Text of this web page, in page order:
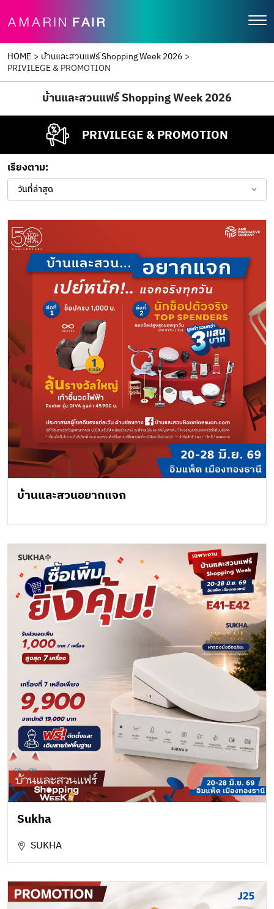
HOME > บ้านและสวนแฟร์ Shopping Week 2026 >
PRIVILEGE & PROMOTION
บ้านและสวนแฟร์ Shopping Week 2026
PRIVILEGE & PROMOTION
เรียงตาม:
วันที่ล่าสุด
บ้านและสวนอยากแจก
Sukha
SUKHA